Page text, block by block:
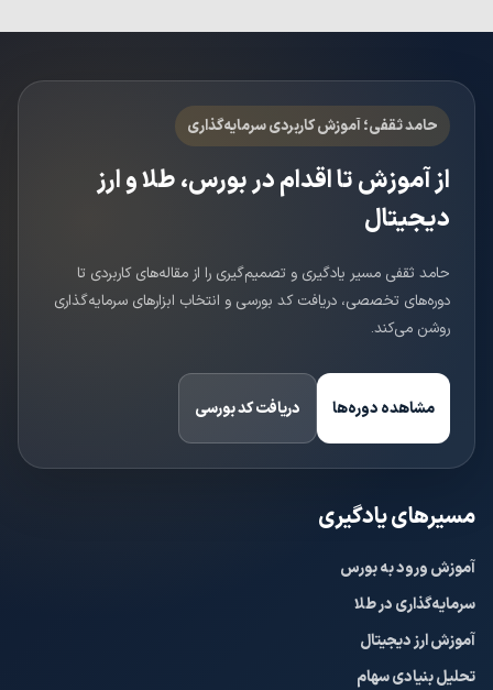
حامد ثقفی؛ آموزش کاربردی سرمایه‌گذاری
از آموزش تا اقدام در بورس، طلا و ارز
دیجیتال
حامد ثقفی مسیر یادگیری و تصمیم‌گیری را از مقاله‌های کاربردی تا
دوره‌های تخصصی، دریافت کد بورسی و انتخاب ابزارهای سرمایه‌گذاری
روشن می‌کند.
مشاهده دوره‌ها دریافت کد بورسی
مسیرهای یادگیری
آموزش ورود به بورس
سرمایه‌گذاری در طلا
آموزش ارز دیجیتال
تحلیل بنیادی سهام